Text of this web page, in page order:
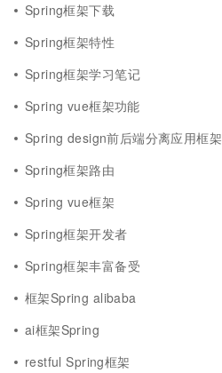
Spring框架下载
Spring框架特性
Spring框架学习笔记
Spring vue框架功能
Spring design前后端分离应用框架
Spring框架路由
Spring vue框架
Spring框架开发者
Spring框架丰富备受
框架Spring alibaba
ai框架Spring
restful Spring框架